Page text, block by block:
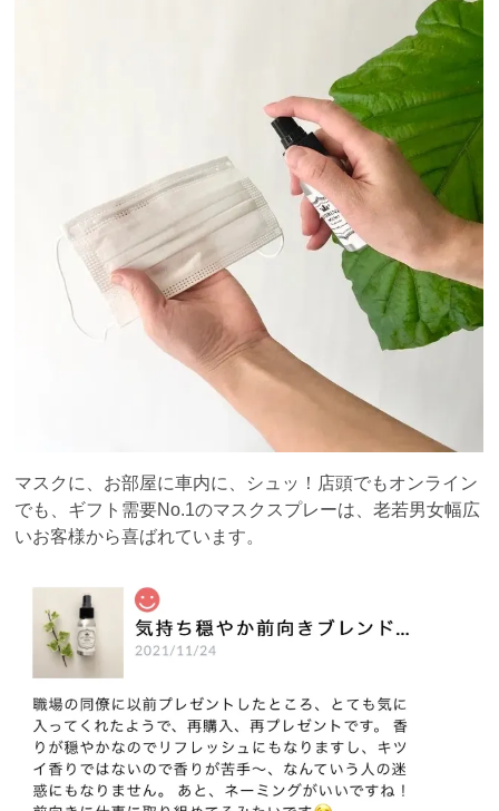
マスクに、お部屋に車内に、シュッ！店頭でもオンライン
でも、ギフト需要No.1のマスクスプレーは、老若男女幅広
いお客様から喜ばれています。